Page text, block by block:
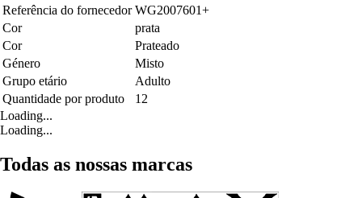
Referência do fornecedor WG2007601+
Cor
prata
Cor
Prateado
Género
Misto
Grupo etário
Adulto
Quantidade por produto
12
Loading...
Loading...
Todas as nossas marcas